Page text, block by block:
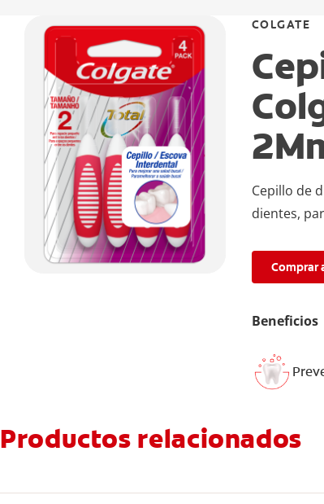
COLGATE
Cepillo de
dientes,
Comprar
Beneficios
Productos relacionados